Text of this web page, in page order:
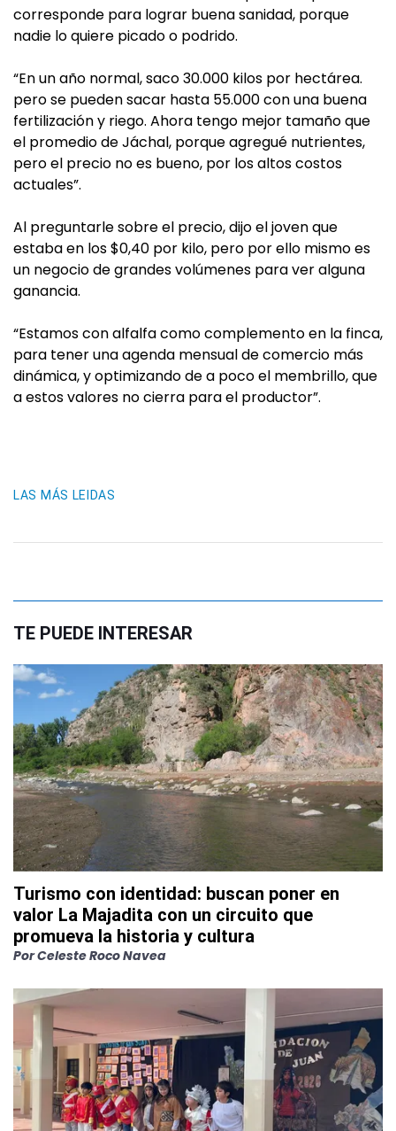
corresponde para lograr buena sanidad, porque
nadie lo quiere picado o podrido.
“En un año normal, saco 30.000 kilos por hectárea.
pero se pueden sacar hasta 55.000 con una buena
fertilización y riego. Ahora tengo mejor tamaño que
el promedio de Jáchal, porque agregué nutrientes,
pero el precio no es bueno, por los altos costos
actuales”.
Al preguntarle sobre el precio, dijo el joven que
estaba en los $0,40 por kilo, pero por ello mismo es
un negocio de grandes volúmenes para ver alguna
ganancia.
“Estamos con alfalfa como complemento en la finca,
para tener una agenda mensual de comercio más
dinámica, y optimizando de a poco el membrillo, que
a estos valores no cierra para el productor”.
LAS MÁS LEIDAS
TE PUEDE INTERESAR
Turismo con identidad: buscan poner en
valor La Majadita con un circuito que
promueva la historia y cultura
PorCeleste Roco Navea